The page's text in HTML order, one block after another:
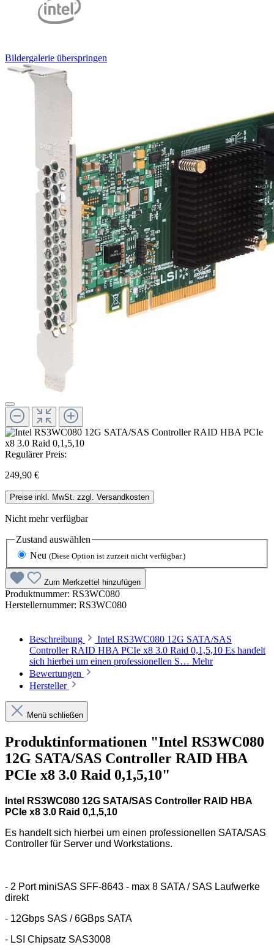
Bildergalerie überspringen
Regulärer Preis:
249,90 €
Preise inkl. MwSt. zzgl. Versandkosten
Nicht mehr verfügbar
Zustand auswählen
Neu (Diese Option ist zurzeit nicht verfügbar.)
Zum Merkzettel hinzufügen
Produktnummer: RS3WC080
Herstellernummer: RS3WC080
Beschreibung
Intel RS3WC080 12G SATA/SAS
Controller RAID HBA PCIe x8 3.0 Raid 0,1,5,10 Es handelt
sich hierbei um einen professionellen S… Mehr
Bewertungen
Hersteller
Menü schließen
Produktinformationen "Intel RS3WC080
12G SATA/SAS Controller RAID HBA
PCIe x8 3.0 Raid 0,1,5,10"
Intel RS3WC080 12G SATA/SAS Controller RAID HBA
PCIe x8 3.0 Raid 0,1,5,10
Es handelt sich hierbei um einen professionellen SATA/SAS
Controller für Server und Workstations.
- 2 Port miniSAS SFF-8643 - max 8 SATA / SAS Laufwerke
direkt
- 12Gbps SAS / 6GBps SATA
- LSI Chipsatz SAS3008